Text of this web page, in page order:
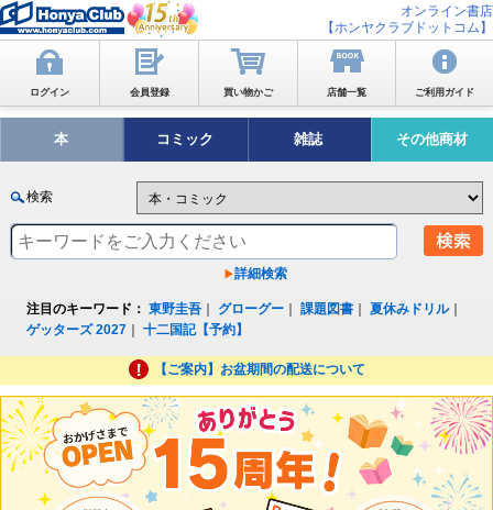
オンライン書店
【ホンヤクラブドットコム】
ログイン 会員登録 買い物かご 店舗一覧 ご利用ガイド
本 コミック 雑誌 その他商材
検索
詳細検索
注目のキーワード： 東野圭吾 グローグー ｜課題図書 ｜夏休みドリル｜
ゲッターズ 2027 ｜十二国記【予約】
【ご案内】お盆期間の配送について